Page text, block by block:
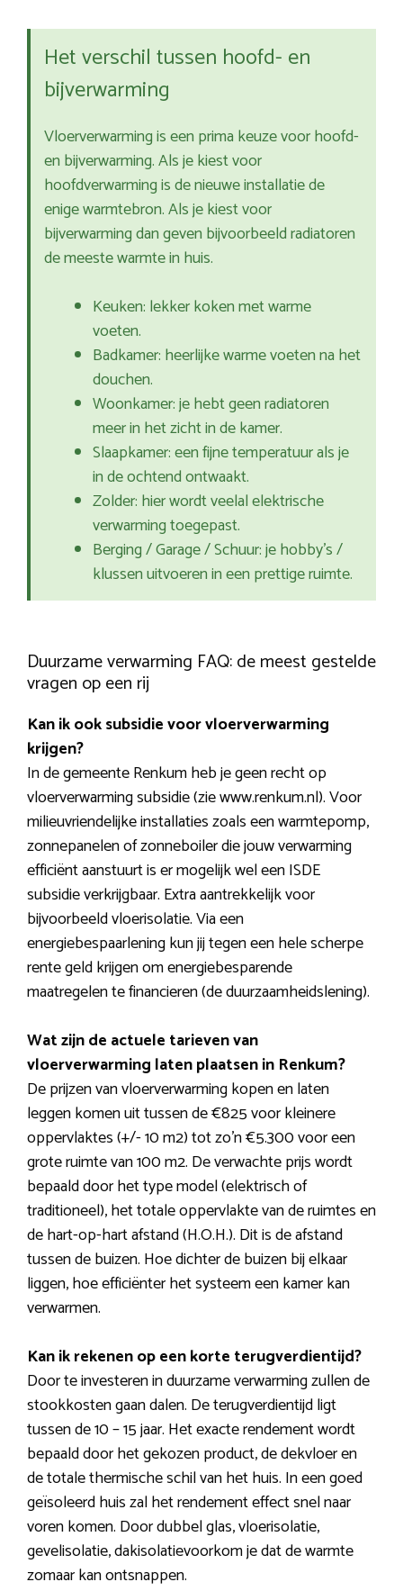
Het verschil tussen hoofd- en
bijverwarming
Vloerverwarming is een prima keuze voor hoofd-
en bijverwarming. Als je kiest voor
hoofdverwarming is de nieuwe installatie de
enige warmtebron. Als je kiest voor
bijverwarming dan geven bijvoorbeeld radiatoren
de meeste warmte in huis.
Keuken: lekker koken met warme
voeten.
Badkamer: heerlijke warme voeten na het
douchen.
Woonkamer: je hebt geen radiatoren
meer in het zicht in de kamer.
Slaapkamer: een fijne temperatuur als je
in de ochtend ontwaakt.
Zolder: hier wordt veelal elektrische
verwarming toegepast.
Berging / Garage / Schuur: je hobby’s /
klussen uitvoeren in een prettige ruimte.
Duurzame verwarming FAQ: de meest gestelde
vragen op een rij
Kan ik ook subsidie voor vloerverwarming
krijgen?
In de gemeente Renkum heb je geen recht op
vloerverwarming subsidie (zie www.renkum.nl). Voor
milieuvriendelijke installaties zoals een warmtepomp,
zonnepanelen of zonneboiler die jouw verwarming
efficiënt aanstuurt is er mogelijk wel een ISDE
subsidie verkrijgbaar. Extra aantrekkelijk voor
bijvoorbeeld vloerisolatie. Via een
energiebespaarlening kun jij tegen een hele scherpe
rente geld krijgen om energiebesparende
maatregelen te financieren (de duurzaamheidslening).
Wat zijn de actuele tarieven van
vloerverwarming laten plaatsen in Renkum?
De prijzen van vloerverwarming kopen en laten
leggen komen uit tussen de €825 voor kleinere
oppervlaktes (+/- 10 m2) tot zo’n €5.300 voor een
grote ruimte van 100 m2. De verwachte prijs wordt
bepaald door het type model (elektrisch of
traditioneel), het totale oppervlakte van de ruimtes en
de hart-op-hart afstand (H.O.H.). Dit is de afstand
tussen de buizen. Hoe dichter de buizen bij elkaar
liggen, hoe efficiënter het systeem een kamer kan
verwarmen.
Kan ik rekenen op een korte terugverdientijd?
Door te investeren in duurzame verwarming zullen de
stookkosten gaan dalen. De terugverdientijd ligt
tussen de 10 – 15 jaar. Het exacte rendement wordt
bepaald door het gekozen product, de dekvloer en
de totale thermische schil van het huis. In een goed
geïsoleerd huis zal het rendement effect snel naar
voren komen. Door dubbel glas, vloerisolatie,
gevelisolatie, dakisolatievoorkom je dat de warmte
zomaar kan ontsnappen.